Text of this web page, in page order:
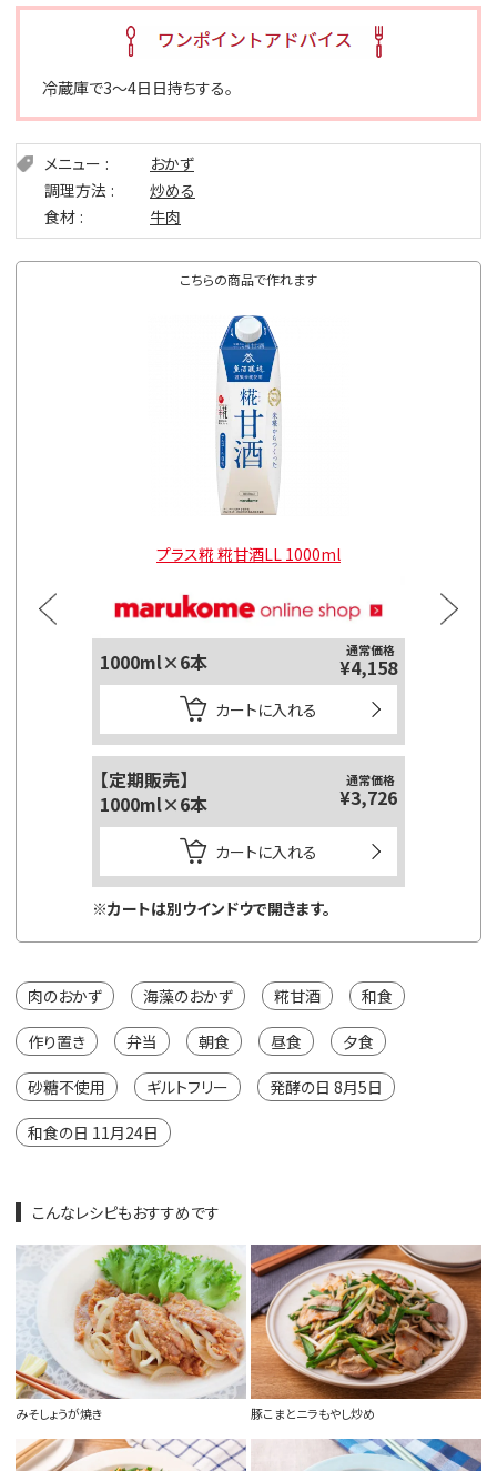
冷蔵庫で3〜4日日持ちする。
メニュー
おかず
調理方法
炒める
食材
牛肉
こちらの商品で作れます
プラス糀 糀甘酒LL 1000ml
1000ml×6本 通常価格
¥4,158
カートに入れる
【定期販売】
1000ml×6本
通常価格
¥3,726
カートに入れる
※カートは別ウインドウで開きます。
肉のおかず 海藻のおかず 糀甘酒 和食
作り置き 弁当 朝食 昼食 夕食
砂糖不使用 ギルトフリー 発酵の日 8月5日
和食の日 11月24日
こんなレシピもおすすめです
みそしょうが焼き 豚こまとニラもやし炒め